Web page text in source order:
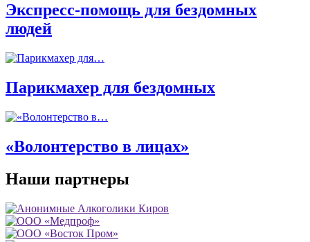
Экспресс-помощь для бездомных
людей
Парикмахер для бездомных
«Волонтерство в лицах»
Наши партнеры